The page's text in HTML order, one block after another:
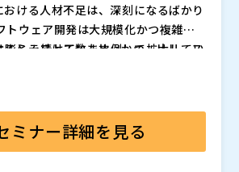
ける人材不足は、深刻になるばかり
トウェア開発は大規模化かつ複雑化
らみ続けています。かつ、リリース
求められています。
とテスト工数も比例して拡大してい
自動テストの導入を取り組もうとし
いても、プログラミングスキルがない
ツールを使いこなせるのかどうかを
クリプトを組み上げるといった作業も
面上でUI要素や動作を選択し、簡単に
ミナー詳細を見る